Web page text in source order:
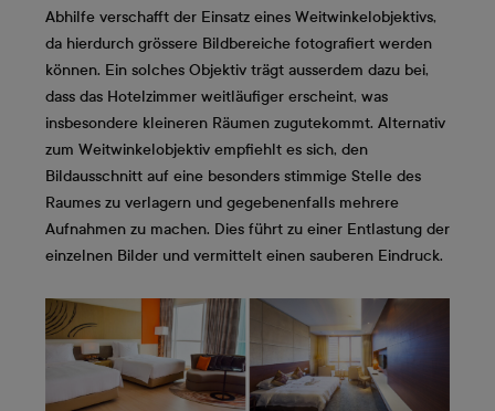
Abhilfe verschafft der Einsatz eines Weitwinkelobjektivs,
da hierdurch grössere Bildbereiche fotografiert werden
können. Ein solches Objektiv trägt ausserdem dazu bei,
dass das Hotelzimmer weitläufiger erscheint, was
insbesondere kleineren Räumen zugutekommt. Alternativ
zum Weitwinkelobjektiv empfiehlt es sich, den
Bildausschnitt auf eine besonders stimmige Stelle des
Raumes zu verlagern und gegebenenfalls mehrere
Aufnahmen zu machen. Dies führt zu einer Entlastung der
einzelnen Bilder und vermittelt einen sauberen Eindruck.